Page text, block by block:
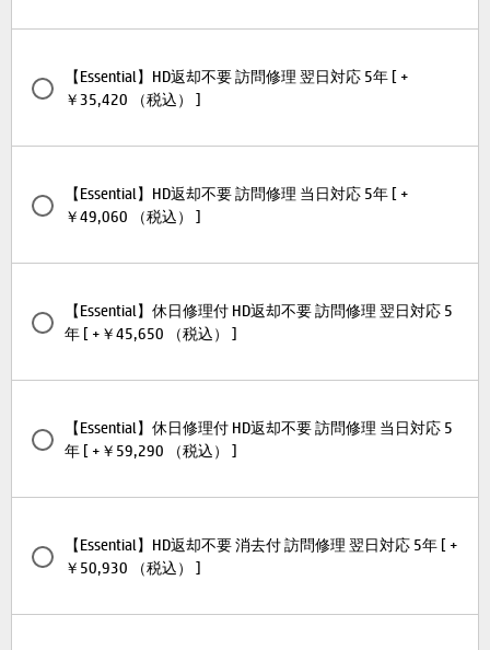
【Essential】HD返却不要 訪問修理 翌日対応 5年 [ +
￥35,420 （税込） ]
【Essential】HD返却不要 訪問修理 当日対応 5年 [ +
￥49,060 （税込） ]
【Essential】休日修理付 HD返却不要 訪問修理 翌日対応 5
年 [ +￥45,650 （税込） ]
【Essential】休日修理付 HD返却不要 訪問修理 当日対応 5
年 [ +￥59,290 （税込） ]
【Essential】HD返却不要 消去付 訪問修理 翌日対応 5年 [ +
￥50,930 （税込） ]